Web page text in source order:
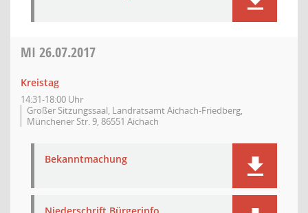
MI 26.07.2017
Kreistag
14:31-18:00 Uhr
Großer Sitzungssaal, Landratsamt Aichach-Friedberg,
Münchener Str. 9, 86551 Aichach
Bekanntmachung